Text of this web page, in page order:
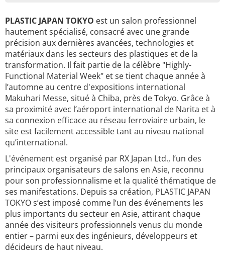
PLASTIC JAPAN TOKYO est un salon professionnel
hautement spécialisé, consacré avec une grande
précision aux dernières avancées, technologies et
matériaux dans les secteurs des plastiques et de la
transformation. Il fait partie de la célèbre "Highly-
Functional Material Week" et se tient chaque année à
l’automne au centre d'expositions international
Makuhari Messe, situé à Chiba, près de Tokyo. Grâce à
sa proximité avec l’aéroport international de Narita et à
sa connexion efficace au réseau ferroviaire urbain, le
site est facilement accessible tant au niveau national
qu’international.
L'événement est organisé par RX Japan Ltd., l’un des
principaux organisateurs de salons en Asie, reconnu
pour son professionnalisme et la qualité thématique de
ses manifestations. Depuis sa création, PLASTIC JAPAN
TOKYO s’est imposé comme l’un des événements les
plus importants du secteur en Asie, attirant chaque
année des visiteurs professionnels venus du monde
entier – parmi eux des ingénieurs, développeurs et
décideurs de haut niveau.